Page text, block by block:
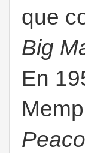
que
Big
En